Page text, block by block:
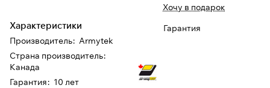
Характеристики
Производитель: Armytek
Страна производитель:
Канада
Гарантия: 10 лет
Хочу в подарок
Гарантия
Добавляйте товары